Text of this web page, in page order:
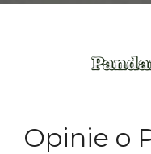
Opinie o